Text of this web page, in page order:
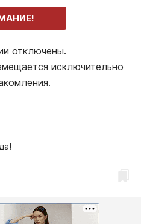
отключены.
исключительно